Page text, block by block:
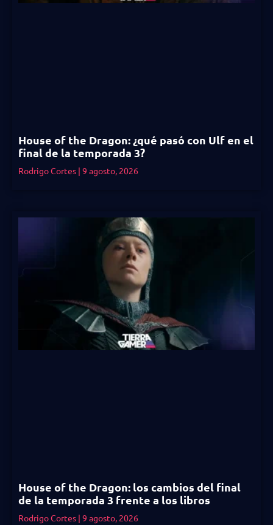
House of the Dragon: ¿qué pasó con Ulf en el
final de la temporada 3?
Rodrigo Cortes 9 agosto, 2026
House of the Dragon: los cambios del final
de la temporada 3 frente a los libros
Rodrigo Cortes 9 agosto, 2026